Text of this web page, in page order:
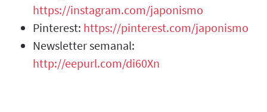
https://instagram.com/japonismo
Pinterest: https://pinterest.com/japonismo
Newsletter semanal:
http://eepurl.com/di60Xn